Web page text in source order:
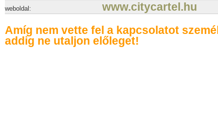
weboldal:
www.citycartel.hu
Amíg nem vette fel a kapcsolatot
addig ne utaljon előleget!